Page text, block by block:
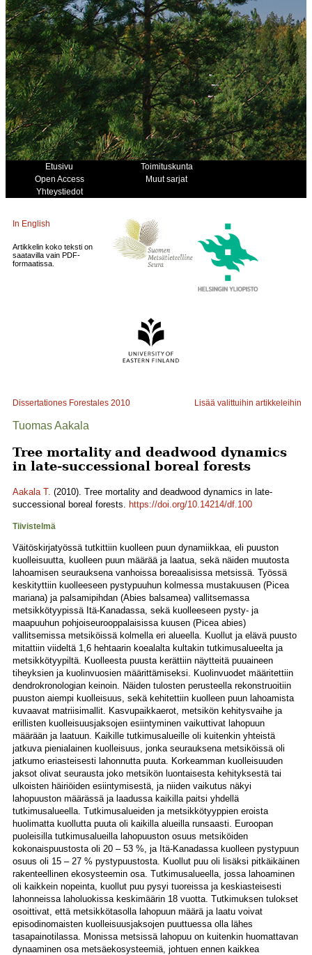
Etusivu
Toimituskunta
Open Access
Muut sarjat
Yhteystiedot
In English
Artikkelin koko teksti on
saatavilla vain PDF-
formaatissa.
Dissertationes Forestales 2010 Lisää valittuihin artikkeleihin
Tuomas Aakala
Tree mortality and deadwood dynamics
in late-successional boreal forests
Aakala T. (2010). Tree mortality and deadwood dynamics in late-
successional boreal forests. https://doi.org/10.14214/df.100
Tiivistelmä
Väitöskirjatyössä tutkittiin kuolleen puun dynamiikkaa, eli puuston
kuolleisuutta, kuolleen puun määrää ja laatua, sekä näiden muutosta
lahoamisen seurauksena vanhoissa boreaalisissa metsissä. Työssä
keskityttiin kuolleeseen pystypuuhun kolmessa mustakuusen (Picea
mariana) ja palsamipihdan (Abies balsamea) vallitsemassa
metsikkötyypissä Itä-Kanadassa, sekä kuolleeseen pysty- ja
maapuuhun pohjoiseurooppalaisissa kuusen (Picea abies)
vallitsemissa metsiköissä kolmella eri alueella. Kuollut ja elävä puusto
mitattiin viideltä 1,6 hehtaarin koealalta kultakin tutkimusalueelta ja
metsikkötyypiltä. Kuolleesta puusta kerättiin näytteitä puuaineen
tiheyksien ja kuolinvuosien määrittämiseksi. Kuolinvuodet määritettiin
dendrokronologian keinoin. Näiden tulosten perusteella rekonstruoitiin
puuston aiempi kuolleisuus, sekä kehitettiin kuolleen puun lahoamista
kuvaavat matriisimallit. Kasvupaikkaerot, metsikön kehitysvaihe ja
erillisten kuolleisuusjaksojen esiintyminen vaikuttivat lahopuun
määrään ja laatuun. Kaikille tutkimusalueille oli kuitenkin yhteistä
jatkuva pienialainen kuolleisuus, jonka seurauksena metsiköissä oli
jatkumo eriasteisesti lahonnutta puuta. Korkeamman kuolleisuuden
jaksot olivat seurausta joko metsikön luontaisesta kehityksestä tai
ulkoisten häiriöiden esiintymisestä, ja niiden vaikutus näkyi
lahopuuston määrässä ja laadussa kaikilla paitsi yhdellä
tutkimusalueella. Tutkimusalueiden ja metsikkötyyppien eroista
huolimatta kuollutta puuta oli kaikilla alueilla runsaasti. Euroopan
puoleisilla tutkimusalueilla lahopuuston osuus metsiköiden
kokonaispuustosta oli 20 – 53 %, ja Itä-Kanadassa kuolleen pystypuun
osuus oli 15 – 27 % pystypuustosta. Kuollut puu oli lisäksi pitkäikäinen
rakenteellinen ekosysteemin osa. Tutkimusalueella, jossa lahoaminen
oli kaikkein nopeinta, kuollut puu pysyi tuoreissa ja keskiasteisesti
lahonneissa laholuokissa keskimäärin 18 vuotta. Tutkimuksen tulokset
osoittivat, että metsikkötasolla lahopuun määrä ja laatu voivat
episodinomaisten kuolleisuusjaksojen puuttuessa olla lähes
tasapainotilassa. Monissa metsissä lahopuu on kuitenkin huomattavan
dynaaminen osa metsäekosysteemiä, johtuen ennen kaikkea